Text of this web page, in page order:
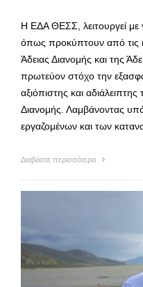
Η ΕΔΑ ΘΕΣΣ, λειτουργεί
όπως προκύπτουν από τις
Άδειας Διανομής και της
πρωτεύον στόχο την
αξιόπιστης και
Διανομής. Λαμβάνοντας
εργαζομένων και των
Διαβάστε περισσότερα